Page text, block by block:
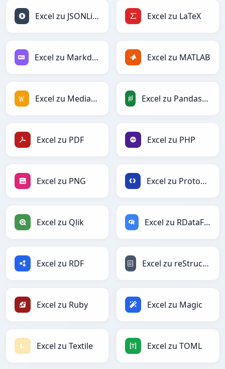
Excel zu JSONLines Excel zu LaTeX
Excel zu Markdown Excel zu MATLAB
Excel zu MediaWiki Excel zu PandasDataFrame
Excel zu PDF Excel zu PHP
Excel zu PNG Excel zu Protobuf
Excel zu Qlik Excel zu RDataFrame
Excel zu RDF Excel zu reStructuredText
Excel zu Ruby Excel zu Magic
Excel zu Textile Excel zu TOML